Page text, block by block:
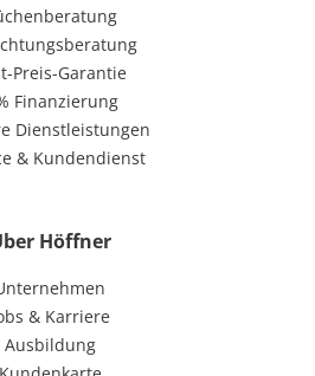
Preis-Garantie
Finanzierung
Dienstleistungen
& Kundendienst
Höffner
& Karriere
Ausbildung